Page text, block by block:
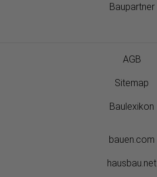
Baupartner
AGB
Sitemap
Baulexikon
bauen.com
hausbau.net